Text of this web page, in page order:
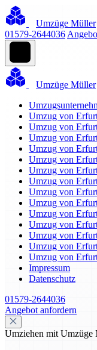
Umzüge Müller
01579-2644036
Umzüge Müller
Umzug von
Umzug von
Umzug von
Umzug von
Umzug von
Umzug von
Umzug von
Umzug von
Umzug von
Umzug von
Umzug von
Umzug von
Umzug von
Umzug von
Impressum
Datenschutz
01579-2644036
Angebot anfordern
Umziehen mit Umzüge